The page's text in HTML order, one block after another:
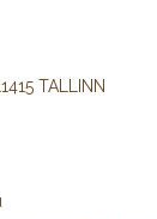
TALLINN